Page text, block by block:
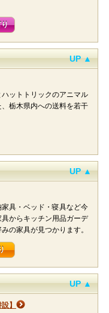
UP ▲
ットトリックのアニマル
栃木県内への送料を若干
UP ▲
具・ベッド・寝具など今
からキッチン用品ガーデ
の家具が見つかります。
UP ▲
】